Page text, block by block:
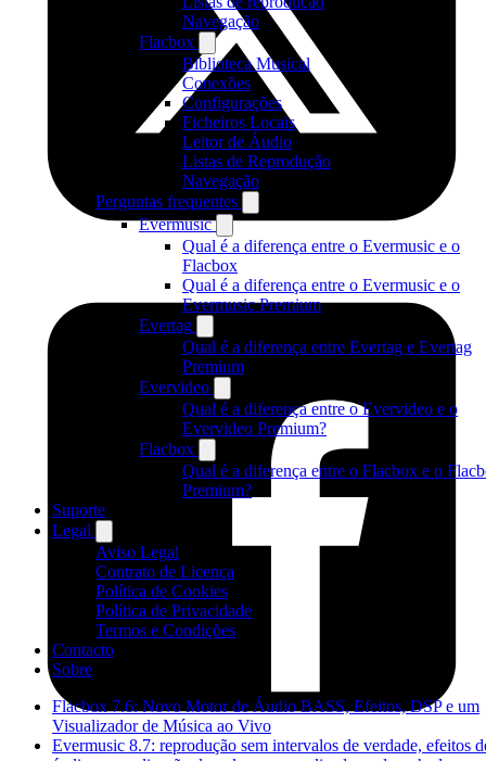
Navegação
Flacbox
Biblioteca Musical
Conexões
Configurações
Ficheiros Locais
Leitor de Áudio
Listas de Reprodução
Navegação
Perguntas frequentes
Evermusic
Qual é a diferença entre o Evermusic e o
Flacbox
Qual é a diferença entre o Evermusic e o
Evermusic Premium
Evertag
Qual é a diferença entre Evertag e Evertag
Premium
Evervideo
Qual é a diferença entre o Evervideo e o
Evervideo Premium?
Flacbox
Qual é a diferença entre o Flacbox e o
Premium?
Suporte
Legal
Aviso Legal
Contrato de Licença
Política de Cookies
Política de Privacidade
Termos e Condições
Contacto
Sobre
Flacbox 7.6: Novo Motor de Áudio BASS, Efeitos, DSP e um
Visualizador de Música ao Vivo
Evermusic 8.7: reprodução sem intervalos de verdade, efeitos